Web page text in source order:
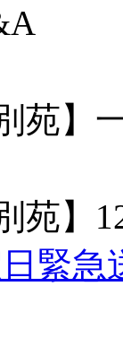
苑】
苑】
緊急